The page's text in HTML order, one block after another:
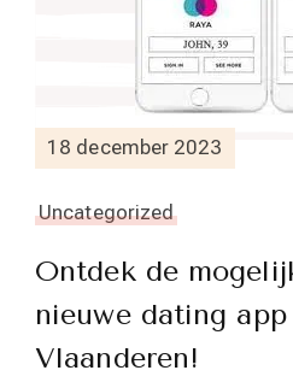
18 december 2023
Uncategorized
Ontdek de
nieuwe dating
Vlaanderen!